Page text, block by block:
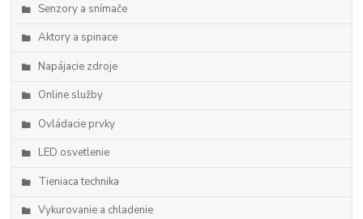
Senzory a snímače
Aktory a spinace
Napájacie zdroje
Online služby
Ovládacie prvky
LED osvetlenie
Tieniaca technika
Vykurovanie a chladenie